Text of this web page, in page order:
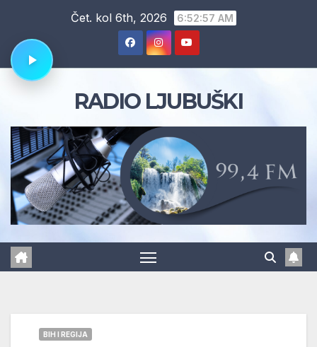
content
Čet. kol 6th, 2026 6:52:58 AM
RADIO LJUBUŠKI
BIH I REGIJA